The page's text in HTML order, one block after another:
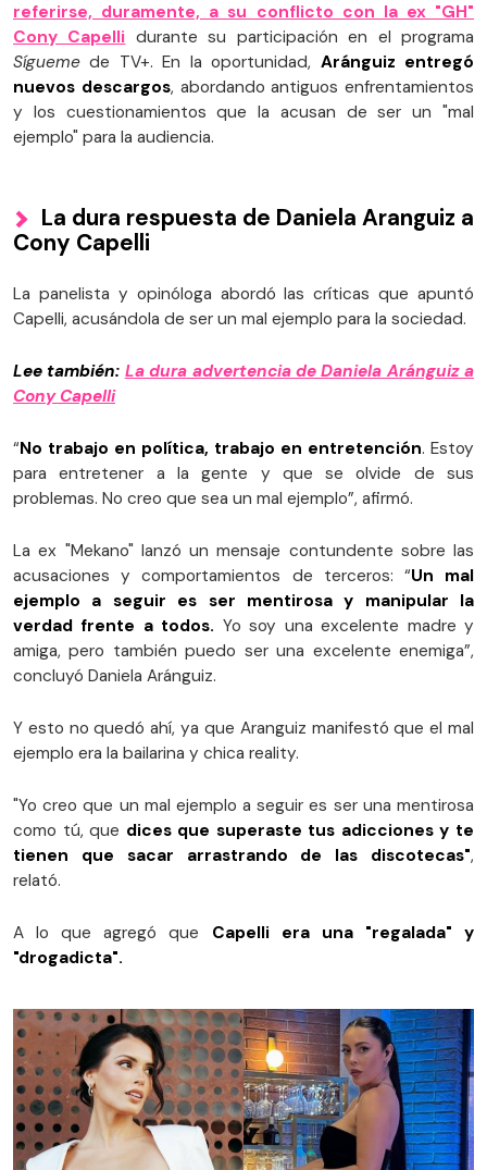
referirse, duramente, a su conflicto con la ex "GH"
Cony Capelli durante su participación en el programa
Sígueme de TV+. En la oportunidad, Aránguiz entregó
nuevos descargos, abordando antiguos enfrentamientos
y los cuestionamientos que la acusan de ser un "mal
ejemplo" para la audiencia.
La dura respuesta de Daniela Aranguiz a
Cony Capelli
La panelista y opinóloga abordó las críticas que apuntó
Capelli, acusándola de ser un mal ejemplo para la sociedad.
Lee también: La dura advertencia de Daniela Aránguiz a
Cony Capelli
“No trabajo en política, trabajo en entretención. Estoy
para entretener a la gente y que se olvide de sus
problemas. No creo que sea un mal ejemplo”, afirmó.
La ex "Mekano" lanzó un mensaje contundente sobre las
acusaciones y comportamientos de terceros: “Un mal
ejemplo a seguir es ser mentirosa y manipular la
verdad frente a todos. Yo soy una excelente madre y
amiga, pero también puedo ser una excelente enemiga”,
concluyó Daniela Aránguiz.
Y esto no quedó ahí, ya que Aranguiz manifestó que el mal
ejemplo era la bailarina y chica reality.
"Yo creo que un mal ejemplo a seguir es ser una mentirosa
como tú, que dices que superaste tus adicciones y te
tienen que sacar arrastrando de las discotecas",
relató.
A lo que agregó que Capelli era una "regalada" y
"drogadicta".